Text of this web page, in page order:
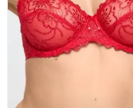
Badmode
Lingerie-accessoires
Cadeaubonnen